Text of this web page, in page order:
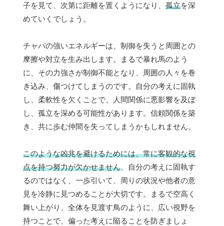
子を見て、次第に距離を置くようになり、 孤立を深
めていくでしょう。
チャパの強いエネルギーは、制御を失うと周囲との
摩擦や対立を生み出します。まるで暴れ馬のよう
に、その力強さが制御不能となり、周囲の人々を巻
き込み、傷つけてしまうのです。自分の考えに固執
し、柔軟性を欠くことで、人間関係に悪影響を及ぼ
し、孤立を深める可能性があります。信頼関係を築
き、共に歩む仲間を失ってしまうかもしれません。
このような凶兆を避けるためには、常に客観的な視
点を持つ努力が欠かせません。自分の考えに固執す
るのではなく、一歩引いて、周りの状況や他者の意
見を冷静に見つめることが大切です。まるで空高く
舞い上がり、全体を見渡す鳥のように、広い視野を
持つことで、偏った考えに陥ることを防ぎましょ